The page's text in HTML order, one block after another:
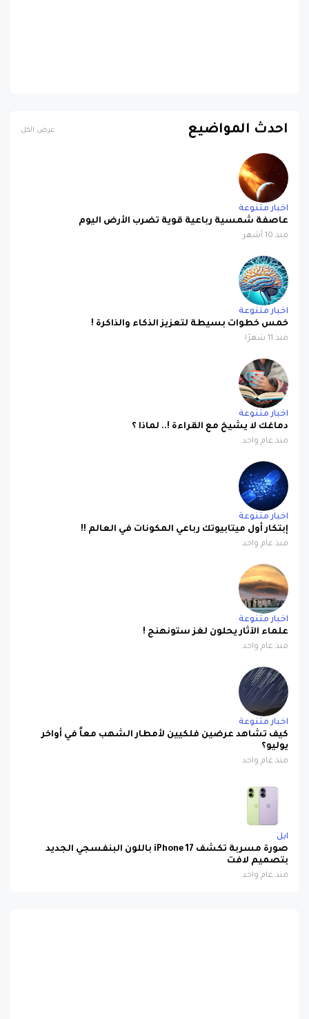
احدث المواضيع عرض الكل
اخبار متنوعة
عاصفة شمسية رباعية قوية تضرب الأرض اليوم
منذ 10 أشهر
اخبار متنوعة
خمس خطوات بسيطة لتعزيز الذكاء والذاكرة !
منذ 11 شهرًا
اخبار متنوعة
دماغك لا يشيخ مع القراءة !.. لماذا ؟
منذ عام واحد
اخبار متنوعة
إبتكار أول ميتابيوتك رباعي المكونات في العالم !!
منذ عام واحد
اخبار متنوعة
علماء الآثار يحلون لغز ستونهنج !
منذ عام واحد
اخبار متنوعة
كيف تشاهد عرضين فلكيين لأمطار الشهب معاً في أواخر
يوليو؟
منذ عام واحد
ابل
صورة مسربة تكشف iPhone 17 باللون البنفسجي الجديد
بتصميم لافت
منذ عام واحد